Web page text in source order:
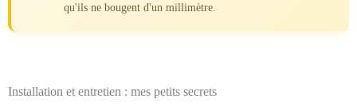
qu'ils ne bougent d'un millimètre.
Installation et entretien : mes petits secrets